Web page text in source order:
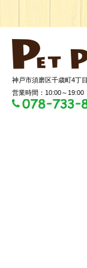
神戸市須磨区千歳町4丁
営業時間：10:00～19:00